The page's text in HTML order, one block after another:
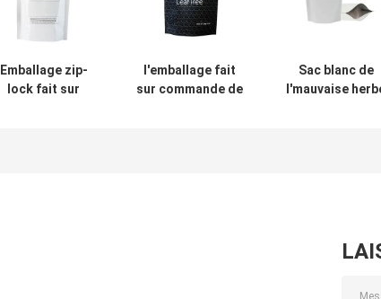
Emballage zip-
lock fait sur
l'emballage fait
sur commande de
Sac blanc de
l'mauvaise